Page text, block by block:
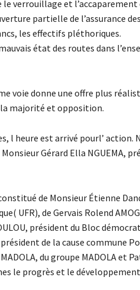
verrouillage et l’accaparement
partielle de l’assurance
les effectifs pléthoriques.
état des routes dans
voie donne une offre plus
majorité et opposition.
l heure est arrivé pourl’ action.
Gérard Ella NGUEMA,
de Monsieur Étienne
UFR), de Gervais Rolend
président du Bloc
président de la cause commune
MADOLA, du groupe MADOLA et
le progrès et le